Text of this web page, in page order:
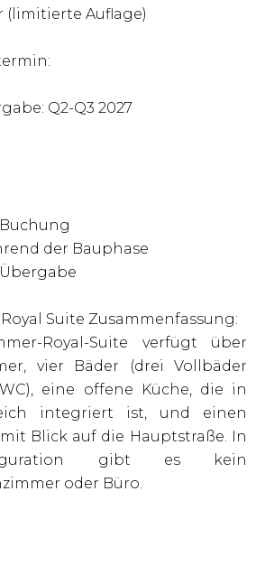
(limitierte Auflage)
Q2-Q3 2027
der Bauphase
Suite Zusammenfassung:
Royal-Suite verfügt über
vier Bäder (drei Vollbäder
eine offene Küche, die in
integriert ist, und einen
Blick auf die Hauptstraße. In
gibt es kein
oder Büro.